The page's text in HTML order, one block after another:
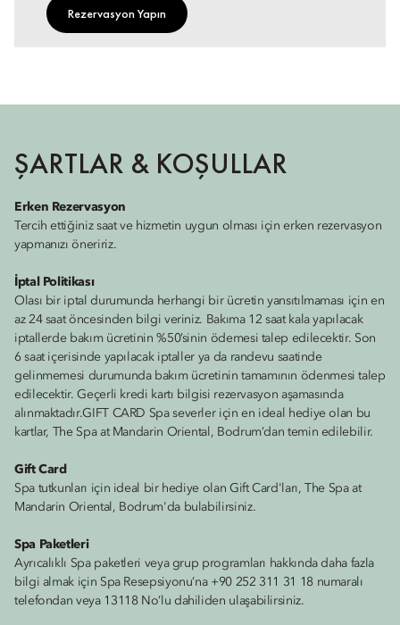
Rezervasyon Yapın
ŞARTLAR & KOŞULLAR
Erken Rezervasyon
Tercih ettiğiniz saat ve hizmetin uygun olması için erken rezervasyon
yapmanızı öneririz.
İptal Politikası
Olası bir iptal durumunda herhangi bir ücretin yansıtılmaması için en
az 24 saat öncesinden bilgi veriniz. Bakıma 12 saat kala yapılacak
iptallerde bakım ücretinin %50’sinin ödemesi talep edilecektir. Son
6 saat içerisinde yapılacak iptaller ya da randevu saatinde
gelinmemesi durumunda bakım ücretinin tamamının ödenmesi talep
edilecektir. Geçerli kredi kartı bilgisi rezervasyon aşamasında
alınmaktadır.GIFT CARD Spa severler için en ideal hediye olan bu
kartlar, The Spa at Mandarin Oriental, Bodrum’dan temin edilebilir.
Gift Card
Spa tutkunları için ideal bir hediye olan Gift Card'ları, The Spa at
Mandarin Oriental, Bodrum'da bulabilirsiniz.
Spa Paketleri
Ayrıcalıklı Spa paketleri veya grup programları hakkında daha fazla
bilgi almak için Spa Resepsiyonu’na +90 252 311 31 18 numaralı
telefondan veya 13118 No’lu dahiliden ulaşabilirsiniz.